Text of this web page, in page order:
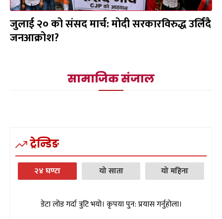
जुलाई २० को संसद मार्च: मोदी सरकारविरुद्ध उर्लिंदै
जनआक्रोश?
सामाजिक संजाल
ट्रेन्डिङ
२४ घण्टा यो साता यो महिना
डेटा लोड गर्दा त्रुटि भयो। कृपया पुन: प्रयास गर्नुहोला।